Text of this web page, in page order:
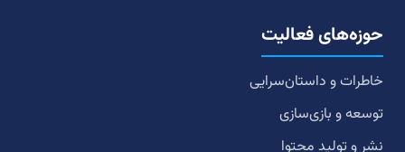
حوزه‌های فعالیت
خاطرات و داستان‌سرایی
توسعه و بازی‌سازی
نشر و تولید محتوا